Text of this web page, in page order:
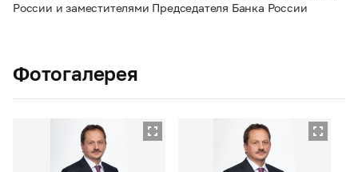
России и заместителями Председателя Банка России
Фотогалерея